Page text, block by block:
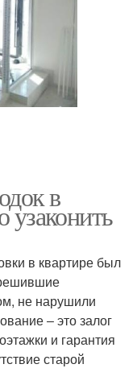
в
узаконить
в квартире был
не нарушили
‒ это залог
и гарантия
старой